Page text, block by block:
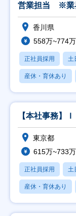
営業担当 ※業
香川県
558万~774万
正社員採用 土
産休・育休あり
【本社事務】
東京都
615万~733万
正社員採用 土
産休・育休あり